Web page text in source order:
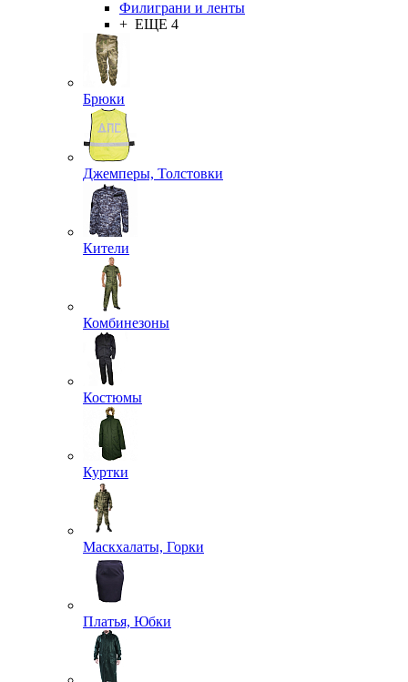
Филиграни и ленты
+ ЕЩЕ 4
Брюки
Джемперы, Толстовки
Кители
Комбинезоны
Костюмы
Куртки
Маскхалаты, Горки
Платья, Юбки